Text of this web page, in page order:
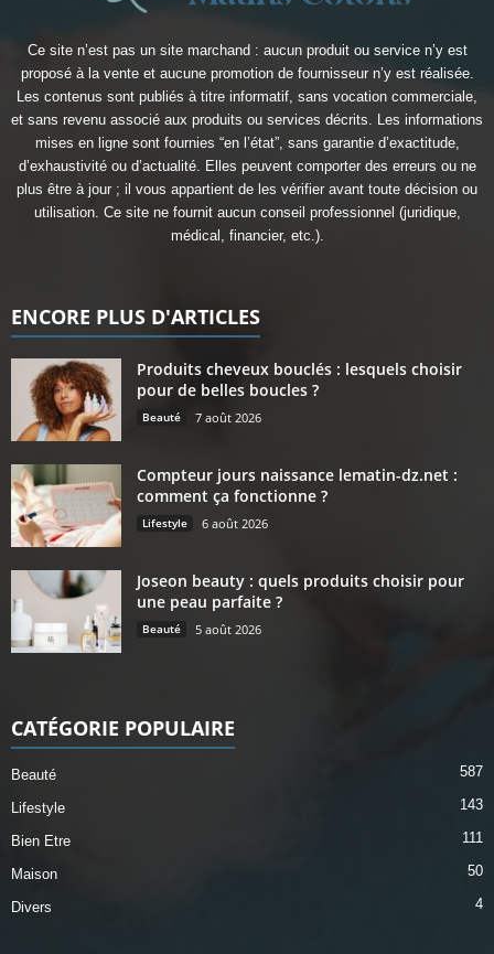
Ce site n’est pas un site marchand : aucun produit ou service n’y est
proposé à la vente et aucune promotion de fournisseur n’y est réalisée.
Les contenus sont publiés à titre informatif, sans vocation commerciale,
et sans revenu associé aux produits ou services décrits. Les informations
mises en ligne sont fournies “en l’état”, sans garantie d’exactitude,
d’exhaustivité ou d’actualité. Elles peuvent comporter des erreurs ou ne
plus être à jour ; il vous appartient de les vérifier avant toute décision ou
utilisation. Ce site ne fournit aucun conseil professionnel (juridique,
médical, financier, etc.).
ENCORE PLUS D'ARTICLES
Produits cheveux bouclés : lesquels choisir
pour de belles boucles ?
Beauté 7 août 2026
Compteur jours naissance lematin-dz.net :
comment ça fonctionne ?
Lifestyle 6 août 2026
Joseon beauty : quels produits choisir pour
une peau parfaite ?
Beauté 5 août 2026
CATÉGORIE POPULAIRE
Beauté 587
Lifestyle 143
Bien Etre 111
Maison 50
Divers 4